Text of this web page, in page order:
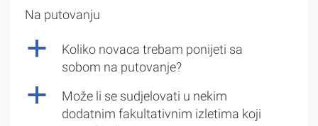
Na putovanju
a
Koliko novaca trebam ponijeti sa
sobom na putovanje?
a
Može li se sudjelovati u nekim
dodatnim fakultativnim izletima koji